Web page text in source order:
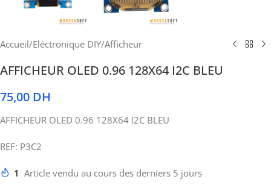
Accueil/Eléctronique DIY/Afficheur
AFFICHEUR OLED 0.96 128X64 I2C BLEU
75,00 DH
AFFICHEUR OLED 0.96 128X64 I2C BLEU
REF: P3C2
1 Article vendu au cours des derniers 5 jours